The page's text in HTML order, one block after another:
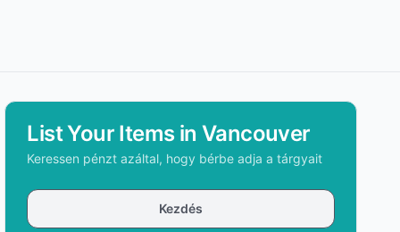
List Your Items in Vancouver
Keressen pénzt azáltal, hogy bérbe adja a tárgyait
Kezdés